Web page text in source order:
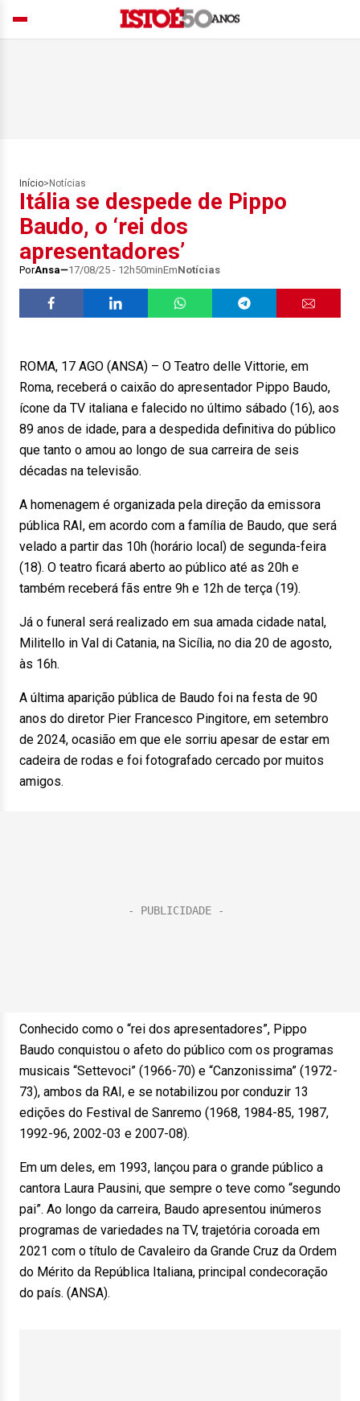
Início> Notícias
Itália se despede de Pippo
Baudo, o ‘rei dos
apresentadores’
PorAnsa 17/08/25 - 12h50minEmNotícias
ROMA, 17 AGO (ANSA) – O Teatro delle Vittorie, em
Roma, receberá o caixão do apresentador Pippo Baudo,
ícone da TV italiana e falecido no último sábado (16), aos
89 anos de idade, para a despedida definitiva do público
que tanto o amou ao longo de sua carreira de seis
décadas na televisão.
A homenagem é organizada pela direção da emissora
pública RAI, em acordo com a família de Baudo, que será
velado a partir das 10h (horário local) de segunda-feira
(18). O teatro ficará aberto ao público até as 20h e
também receberá fãs entre 9h e 12h de terça (19).
Já o funeral será realizado em sua amada cidade natal,
Militello in Val di Catania, na Sicília, no dia 20 de agosto,
às 16h.
A última aparição pública de Baudo foi na festa de 90
anos do diretor Pier Francesco Pingitore, em setembro
de 2024, ocasião em que ele sorriu apesar de estar em
cadeira de rodas e foi fotografado cercado por muitos
amigos.
Conhecido como o “rei dos apresentadores”, Pippo
Baudo conquistou o afeto do público com os programas
musicais “Settevoci” (1966-70) e “Canzonissima” (1972-
73), ambos da RAI, e se notabilizou por conduzir 13
edições do Festival de Sanremo (1968, 1984-85, 1987,
1992-96, 2002-03 e 2007-08).
Em um deles, em 1993, lançou para o grande público a
cantora Laura Pausini, que sempre o teve como “segundo
pai”. Ao longo da carreira, Baudo apresentou inúmeros
programas de variedades na TV, trajetória coroada em
2021 com o título de Cavaleiro da Grande Cruz da Ordem
do Mérito da República Italiana, principal condecoração
do país. (ANSA).